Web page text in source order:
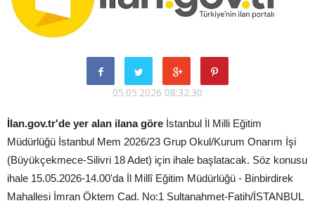
05.05.2026 08:32:30
İlan.gov.tr'de yer alan ilana göre İstanbul İl Milli Eğitim
Müdürlüğü İstanbul Mem 2026/23 Grup Okul/Kurum Onarım İşi
(Büyükçekmece-Silivri 18 Adet) için ihale başlatacak. Söz konusu
ihale 15.05.2026-14.00'da İl Millî Eğitim Müdürlüğü - Binbirdirek
Mahallesi İmran Öktem Cad. No:1 Sultanahmet-Fatih/İSTANBUL